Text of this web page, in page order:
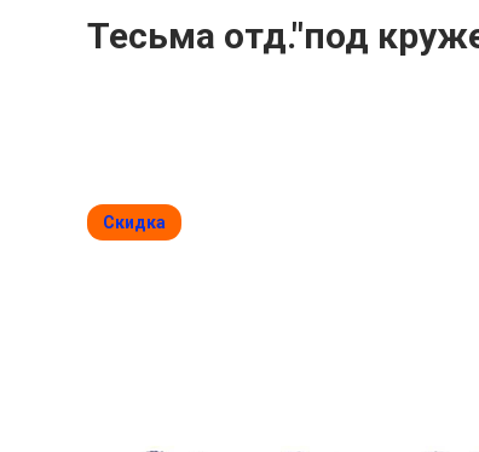
Тесьма отд."под
Скидка